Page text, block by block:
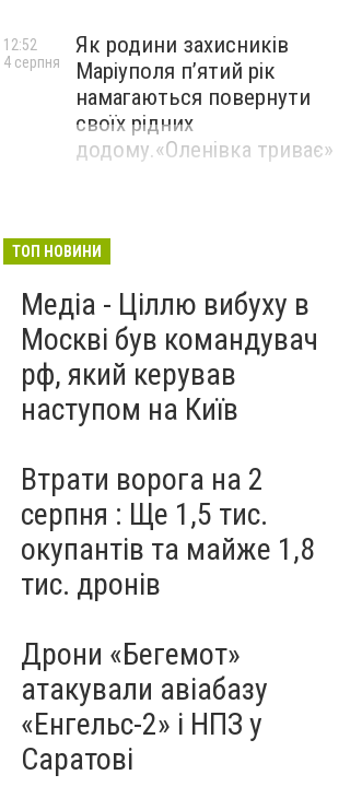
Як родини захисників
Маріуполя пʼятий рік
намагаються повернути
своїх рідних
додому.«Оленівка триває»
12:52
4 серпня
ТОП НОВИНИ
Медіа - Ціллю вибуху в
Москві був командувач
рф, який керував
наступом на Київ
Втрати ворога на 2
серпня : Ще 1,5 тис.
окупантів та майже 1,8
тис. дронів
Дрони «Бегемот»
атакували авіабазу
«Енгельс-2» і НПЗ у
Саратові